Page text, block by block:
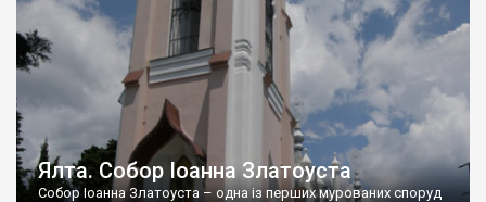
Ялта. Собор Іоанна Златоуста
Собор Іоанна Златоуста – одна із перших мурованих споруд